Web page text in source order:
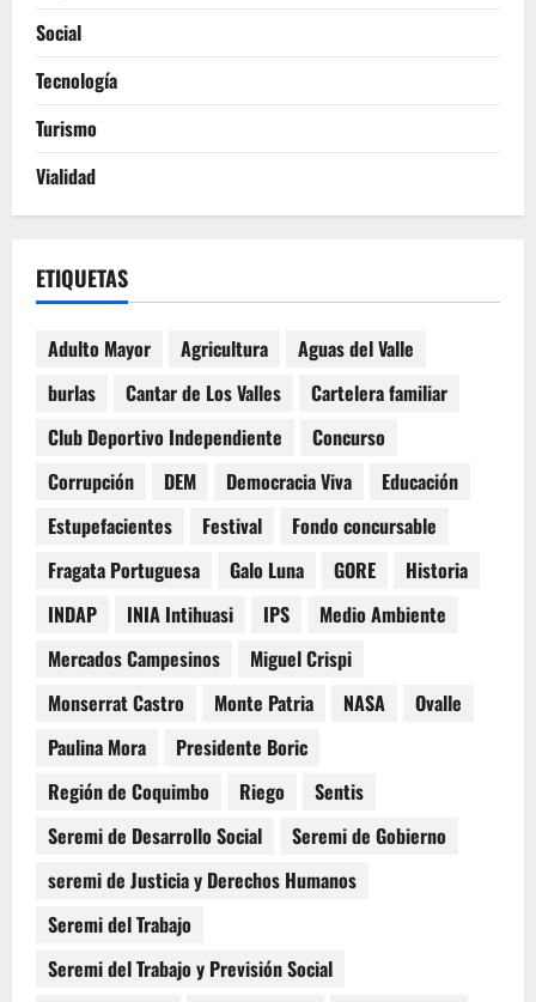
Social
Tecnología
Turismo
Vialidad
ETIQUETAS
Adulto Mayor Agricultura
Aguas del Valle
burlas
Cantar de Los Valles
Cartelera familiar
Club Deportivo Independiente
Concurso
Corrupción
DEM Democracia Viva
Educación
Estupefacientes
Festival
Fondo concursable
Fragata Portuguesa
Galo Luna GORE
Historia
INDAP
INIA Intihuasi IPS
Medio Ambiente
Mercados Campesinos
Miguel Crispi
Monserrat Castro
Monte Patria NASA
Ovalle
Paulina Mora
Presidente Boric
Región de Coquimbo
Riego
Sentis
Seremi de Desarrollo Social
Seremi de Gobierno
seremi de Justicia y Derechos Humanos
Seremi del Trabajo
Seremi del Trabajo y Previsión Social